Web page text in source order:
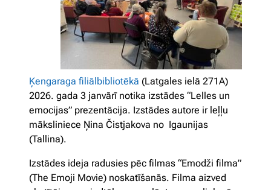
Ķengaraga filiālbibliotēkā (Latgales ielā 271A)
2026. gada 3 janvārī notika izstādes “Lelles un
emocijas” prezentācija. Izstādes autore ir leļļu
māksliniece Ņina Čistjakova no Igaunijas
(Tallina).
Izstādes ideja radusies pēc filmas “Emodži filma”
(The Emoji Movie) noskatīšanās. Filma aizved